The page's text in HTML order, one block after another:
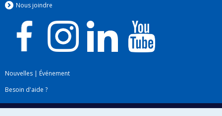
Nous joindre
Nouvelles | Événement
Besoin d'aide ?
Plan du site|Accessibilité